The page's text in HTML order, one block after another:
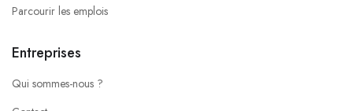
Parcourir les emplois
Entreprises
Qui sommes-nous ?